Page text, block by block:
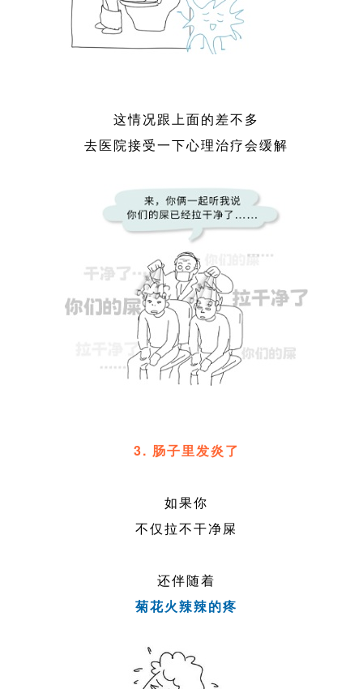
这情况跟上面的差不多
去医院接受一下心理治疗会缓解
3. 肠子里发炎了
如果你
不仅拉不干净屎
还伴随着
菊花火辣辣的疼